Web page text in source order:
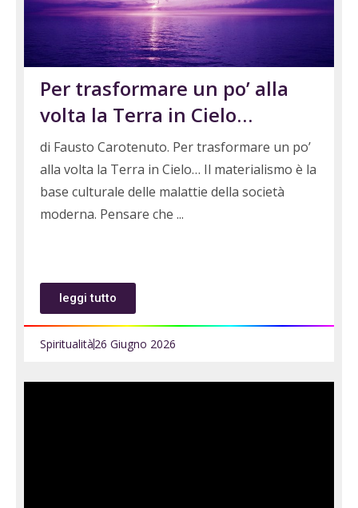
Per trasformare un po’ alla
volta la Terra in Cielo…
di Fausto Carotenuto. Per trasformare un po’
alla volta la Terra in Cielo… Il materialismo è la
base culturale delle malattie della società
moderna. Pensare che
leggi tutto
Spiritualità26 Giugno 2026